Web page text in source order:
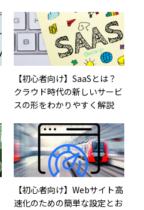
【初心者向け】SaaSとは？
クラウド時代の新しいサービ
スの形をわかりやすく解説
【初心者向け】Webサイト高
速化のための簡単な設定とお